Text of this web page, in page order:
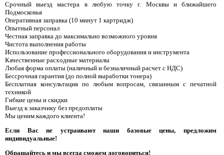
Срочный выезд мастера в любую точку г. Москвы и ближайшего
Подмосковья
Оперативная заправка (10 минут 1 картридж)
Опытный персонал
Честная заправка до максимально возможного уровня
Чистота выполнения работы
Использование профессионального оборудования и инструмента
Качественные расходные материалы
Любая форма оплаты (наличный и безналичный расчет с НДС)
Бессрочная гарантия (до полной выработки тонера)
Бесплатная консультация по любым вопросам, связанным с печатной
техникой
Гибкие цены и скидки
Выезд к заказчику без предоплаты
Мы ценим каждого клиента!
Если Вас не устраивают наши базовые цены, предложим
индивидуальные!
Обращайтесь и мы всегда сможем договориться!